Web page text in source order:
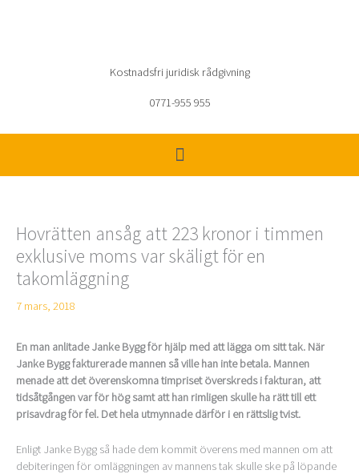
Kostnadsfri juridisk rådgivning
0771-955 955
Hovrätten ansåg att 223 kronor i timmen
exklusive moms var skäligt för en
takomläggning
7 mars, 2018
En man anlitade Janke Bygg för hjälp med att lägga om sitt tak. När
Janke Bygg fakturerade mannen så ville han inte betala. Mannen
menade att det överenskomna timpriset överskreds i fakturan, att
tidsåtgången var för hög samt att han rimligen skulle ha rätt till ett
prisavdrag för fel. Det hela utmynnade därför i en rättslig tvist.
Enligt Janke Bygg så hade dem kommit överens med mannen om att
debiteringen för omläggningen av mannens tak skulle ske på löpande